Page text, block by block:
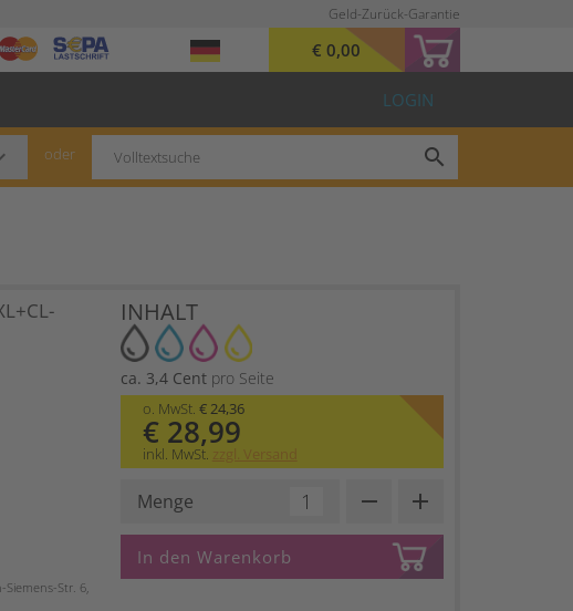
Geld-Zurück-Garantie
€ 0,00
LOGIN
oder search
Str. 6,
INHALT
ca. 3,4 Centpro Seite
o. MwSt. € 24,36
€ 28,99
inkl. MwSt. zzgl. Versand
Menge remove add
In den Warenkorb